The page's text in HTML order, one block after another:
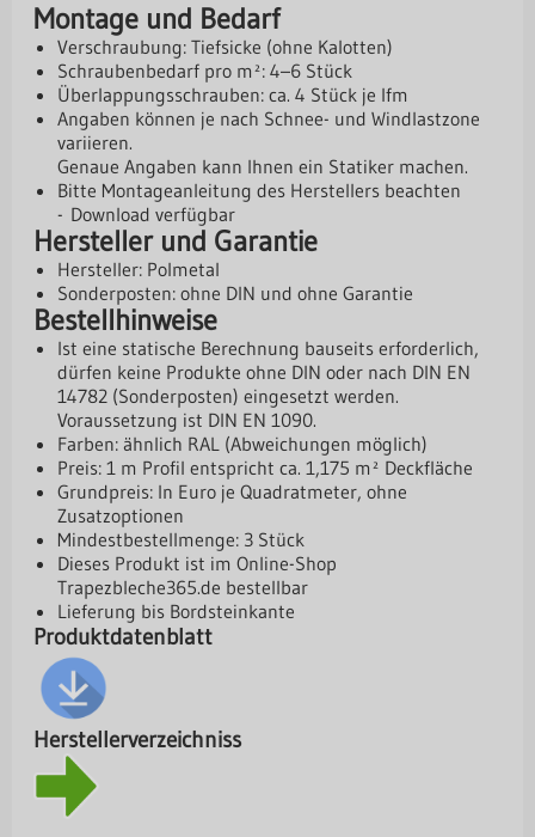
Montage und Bedarf
Verschraubung: Tiefsicke (ohne Kalotten)
Schraubenbedarf pro m²: 4–6 Stück
Überlappungsschrauben: ca. 4 Stück je lfm
Angaben können je nach Schnee- und Windlastzone
variieren.
Genaue Angaben kann Ihnen ein Statiker machen.
Bitte Montageanleitung des Herstellers beachten
- Download verfügbar
Hersteller und Garantie
Hersteller: Polmetal
Sonderposten: ohne DIN und ohne Garantie
Bestellhinweise
Ist eine statische Berechnung bauseits erforderlich,
dürfen keine Produkte ohne DIN oder nach DIN EN
14782 (Sonderposten) eingesetzt werden.
Voraussetzung ist DIN EN 1090.
Farben: ähnlich RAL (Abweichungen möglich)
Preis: 1 m Profil entspricht ca. 1,175 m² Deckfläche
Grundpreis: In Euro je Quadratmeter, ohne
Zusatzoptionen
Mindestbestellmenge: 3 Stück
Dieses Produkt ist im Online-Shop
Trapezbleche365.de bestellbar
Lieferung bis Bordsteinkante
Produktdatenblatt
Herstellerverzeichniss